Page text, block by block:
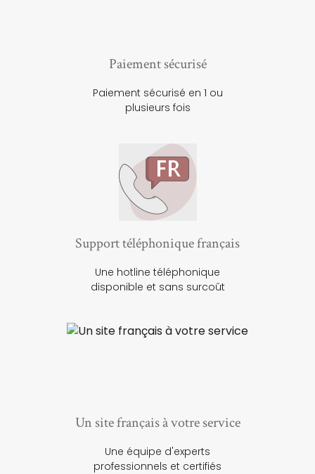
Paiement sécurisé
Paiement sécurisé en 1 ou
plusieurs fois
Support téléphonique français
Une hotline téléphonique
disponible et sans surcoût
Un site français à votre service
Une équipe d'experts
professionnels et certifiés